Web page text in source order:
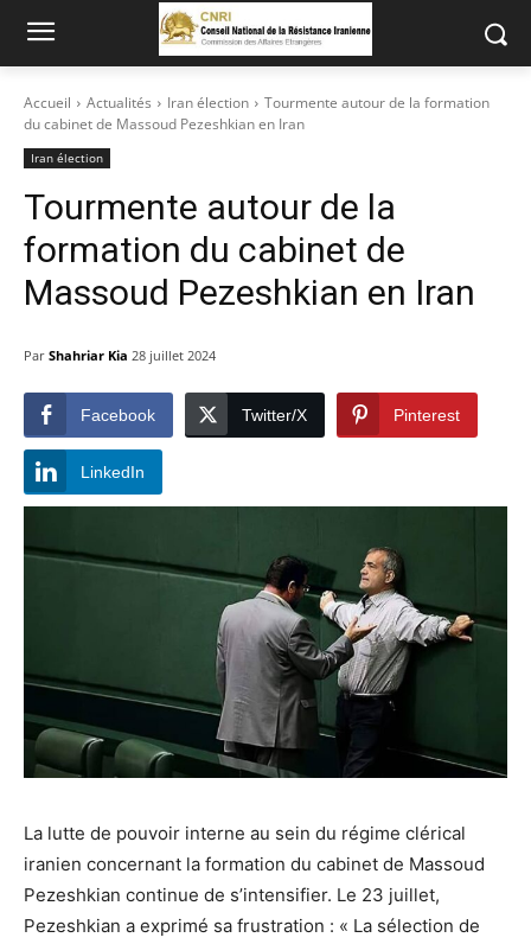
Accueil Actualités Iran élection
Tourmente autour de la formation
du cabinet de Massoud Pezeshkian en Iran
Iran élection
Tourmente autour de la
formation du cabinet de
Massoud Pezeshkian en Iran
Par Shahriar Kia 28 juillet 2024
Facebook Twitter/X Pinterest
LinkedIn
La lutte de pouvoir interne au sein du régime clérical
iranien concernant la formation du cabinet de Massoud
Pezeshkian continue de s’intensifier. Le 23 juillet,
Pezeshkian a exprimé sa frustration : « La sélection de